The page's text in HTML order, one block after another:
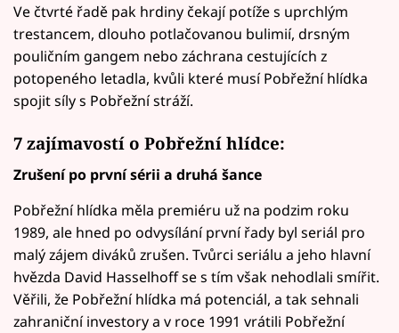
Ve čtvrté řadě pak hrdiny čekají potíže s uprchlým
trestancem, dlouho potlačovanou bulimií, drsným
pouličním gangem nebo záchrana cestujících z
potopeného letadla, kvůli které musí Pobřežní hlídka
spojit síly s Pobřežní stráží.
7 zajímavostí o Pobřežní hlídce:
Zrušení po první sérii a druhá šance
Pobřežní hlídka měla premiéru už na podzim roku
1989, ale hned po odvysílání první řady byl seriál pro
malý zájem diváků zrušen. Tvůrci seriálu a jeho hlavní
hvězda David Hasselhoff se s tím však nehodlali smířit.
Věřili, že Pobřežní hlídka má potenciál, a tak sehnali
zahraniční investory a v roce 1991 vrátili Pobřežní